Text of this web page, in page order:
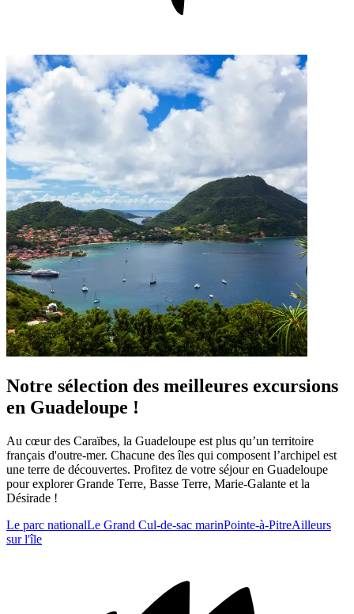
Notre sélection des meilleures excursions
en Guadeloupe !
Au cœur des Caraïbes, la Guadeloupe est plus qu’un territoire
français d'outre-mer. Chacune des îles qui composent l’archipel est
une terre de découvertes. Profitez de votre séjour en Guadeloupe
pour explorer Grande Terre, Basse Terre, Marie-Galante et la
Désirade !
Le parc nationalLe Grand Cul-de-sac marinPointe-à-PitreAilleurs
sur l'île